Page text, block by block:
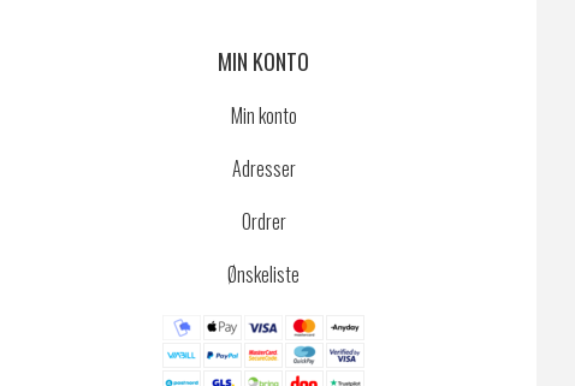
MIN KONTO
Min konto
Adresser
Ordrer
Ønskeliste